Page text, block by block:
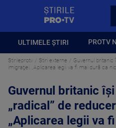
ULTIMELE ȘTIRI PROTV
Stirileprotv Stiri externe
Guvernul britanic
imigraţiei. „Aplicarea legii va fi mai dură ca
Guvernul britanic
„radical” de
„Aplicarea legii va